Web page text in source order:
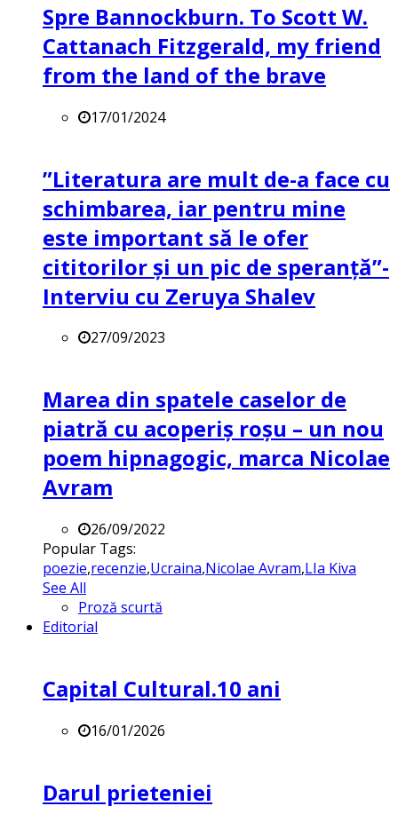
Spre Bannockburn. To Scott W.
Cattanach Fitzgerald, my friend
from the land of the brave
17/01/2024
”Literatura are mult de-a face cu
schimbarea, iar pentru mine
este important să le ofer
cititorilor și un pic de speranță”-
Interviu cu Zeruya Shalev
27/09/2023
Marea din spatele caselor de
piatră cu acoperiș roșu – un nou
poem hipnagogic, marca Nicolae
Avram
26/09/2022
Popular Tags:
poezie,recenzie,Ucraina,Nicolae Avram,LIa Kiva
See All
Proză scurtă
Editorial
Capital Cultural.10 ani
16/01/2026
Darul prieteniei